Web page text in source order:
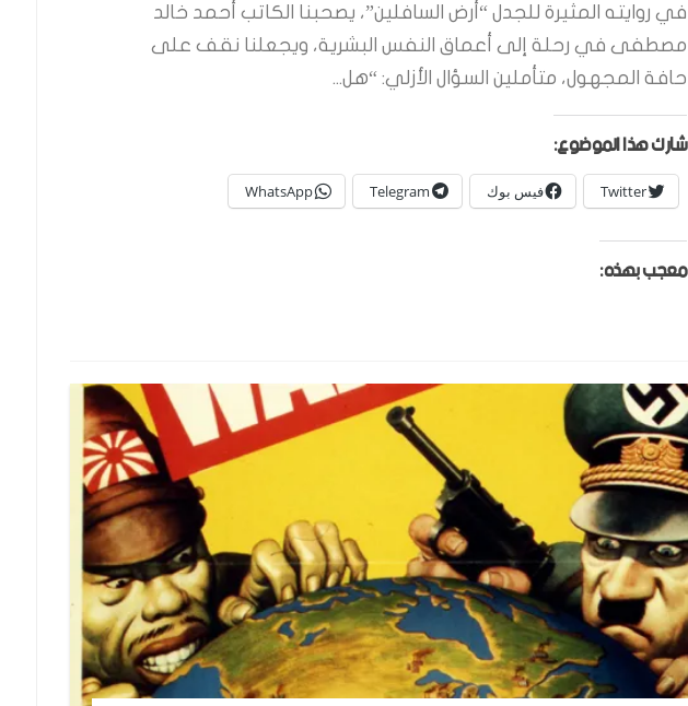
في روايته المثيرة للجدل “أرض السافلين”، يصحبنا الكاتب أحمد خالد
مصطفى في رحلة إلى أعماق النفس البشرية، ويجعلنا نقف على
حافة المجهول، متأملين السؤال الأزلي: “هل...
شارك هذا الموضوع:
Twitter فيس بوك Telegram
WhatsApp
معجب بهذه: